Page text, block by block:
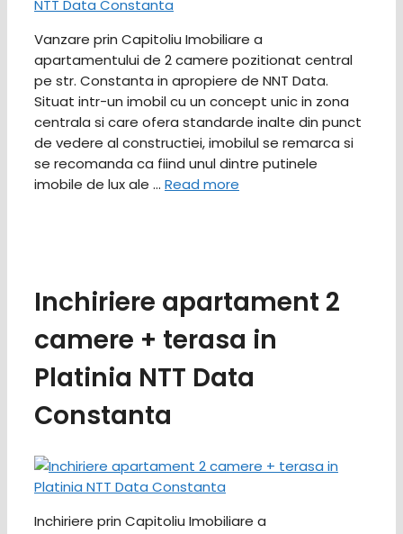
Vanzare prin Capitoliu Imobiliare a
apartamentului de 2 camere pozitionat central
pe str. Constanta in apropiere de NNT Data.
Situat intr-un imobil cu un concept unic in zona
centrala si care ofera standarde inalte din punct
de vedere al constructiei, imobilul se remarca si
se recomanda ca fiind unul dintre putinele
imobile de lux ale … Read more
Inchiriere apartament 2
camere + terasa in
Platinia NTT Data
Constanta
Inchiriere prin Capitoliu Imobiliare a